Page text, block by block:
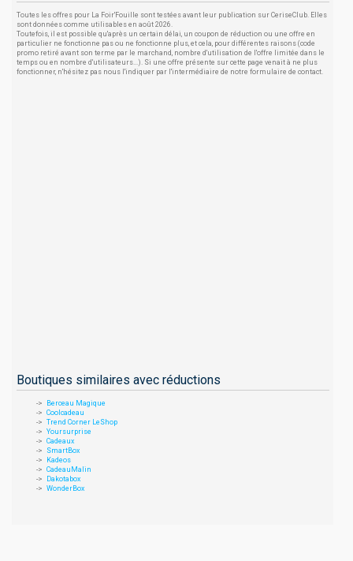
Toutes les offres pour La Foir'Fouille sont testées avant leur publication sur CeriseClub. Elles
sont données comme utilisables en août 2026.
Toutefois, il est possible qu'après un certain délai, un coupon de réduction ou une offre en
particulier ne fonctionne pas ou ne fonctionne plus, et cela, pour différentes raisons (code
promo retiré avant son terme par le marchand, nombre d'utilisation de l'offre limitée dans le
temps ou en nombre d'utilisateurs...). Si une offre présente sur cette page venait à ne plus
fonctionner, n'hésitez pas nous l'indiquer par l'intermédiaire de notre formulaire de contact.
Boutiques similaires avec réductions
Berceau Magique
Coolcadeau
Trend Corner LeShop
Yoursurprise
Cadeaux
SmartBox
Kadeos
CadeauMalin
Dakotabox
WonderBox